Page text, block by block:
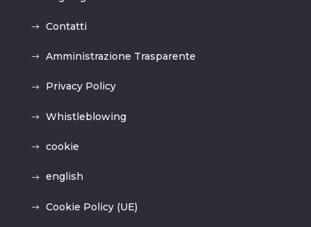
Contatti
Amministrazione Trasparente
Privacy Policy
Whistleblowing
cookie
english
Cookie Policy (UE)